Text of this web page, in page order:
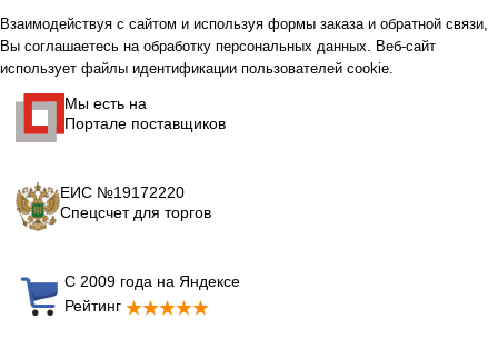
Взаимодействуя с сайтом и используя формы заказа и обратной связи,
Вы соглашаетесь на обработку персональных данных. Веб-сайт
использует файлы идентификации пользователей cookie.
Мы есть на
Портале поставщиков
ЕИС №19172220
Спецсчет для торгов
С 2009 года на Яндексе
Рейтинг